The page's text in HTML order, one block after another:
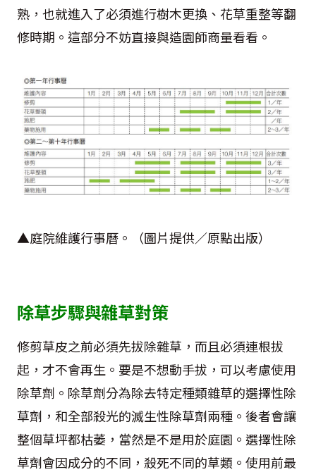
熟，也就進入了必須進行樹木更換、花草重整等翻
修時期。這部分不妨直接與造園師商量看看。
▲庭院維護行事曆。（圖片提供／原點出版）
除草步驟與雜草對策
修剪草皮之前必須先拔除雜草，而且必須連根拔
起，才不會再生。要是不想動手拔，可以考慮使用
除草劑。除草劑分為除去特定種類雜草的選擇性除
草劑，和全部殺光的滅生性除草劑兩種。後者會讓
整個草坪都枯萎，當然是不是用於庭園。選擇性除
草劑會因成分的不同，殺死不同的草類。使用前最